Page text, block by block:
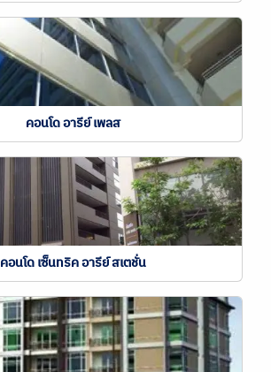
คอนโด อารีย์ เพลส
คอนโด เซ็นทริค อารีย์ สเตชั่น